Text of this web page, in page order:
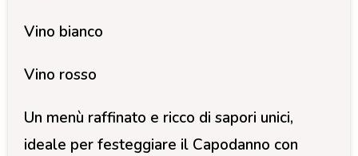
Vino bianco
Vino rosso
Un menù raffinato e ricco di sapori unici,
ideale per festeggiare il Capodanno con